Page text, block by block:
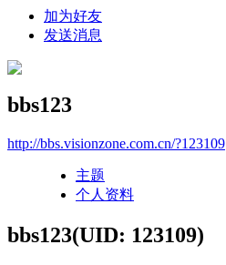
加为好友
发送消息
bbs123
http://bbs.visionzone.com.cn/?123109
主题
个人资料
bbs123(UID: 123109)